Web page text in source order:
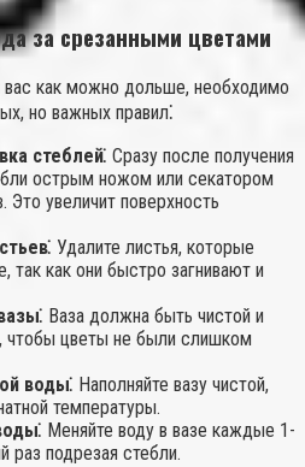
за срезанными цветами
как можно дольше, необходимо
но важных правил⁚
стеблей⁚ Сразу после получения
острым ножом или секатором
Это увеличит поверхность
Удалите листья, которые
так как они быстро загнивают и
Ваза должна быть чистой и
чтобы цветы не были слишком
воды⁚ Наполняйте вазу чистой,
температуры.
Меняйте воду в вазе каждые 1-
раз подрезая стебли.